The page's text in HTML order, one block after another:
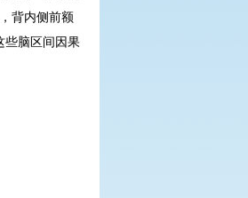
背内侧前额
些脑区间因果